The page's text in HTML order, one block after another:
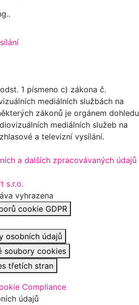
1 písmeno c) zákona č.
mediálních službách na
zákonů je orgánem dohledu
mediálních služeb na
a televizní vysílání.
a dalších zpracovávaných údajů
s.r.o.
vyhrazena
cookie GDPR
osobních údajů
soubory cookies
třetích stran
Compliance
údajů